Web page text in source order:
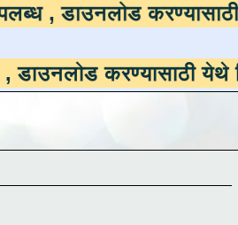
उपलब्ध ,
येथे क्लिक करा.